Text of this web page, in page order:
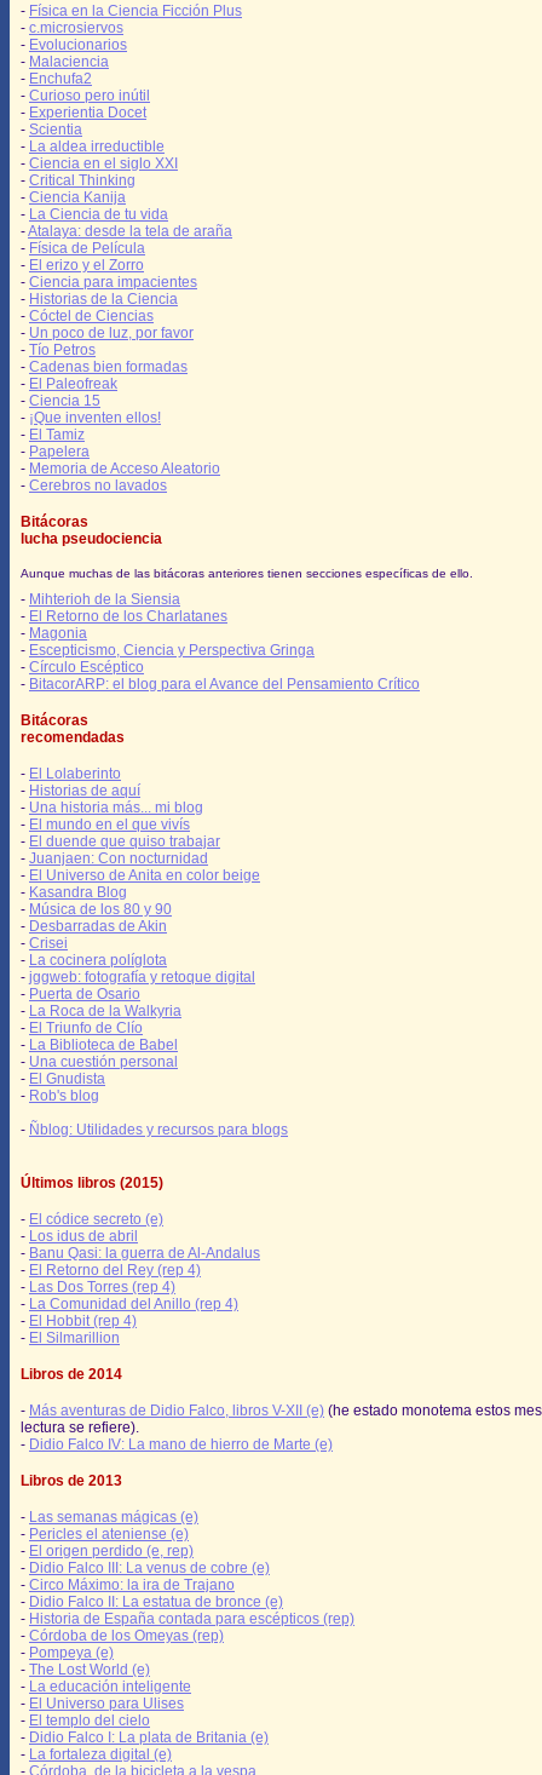
- Física en la Ciencia Ficción Plus
- c.microsiervos
- Evolucionarios
- Malaciencia
- Enchufa2
- Curioso pero inútil
- Experientia Docet
- Scientia
- La aldea irreductible
- Ciencia en el siglo XXI
- Critical Thinking
- Ciencia Kanija
- La Ciencia de tu vida
-Atalaya: desde la tela de araña
- Física de Película
- El erizo y el Zorro
- Ciencia para impacientes
- Historias de la Ciencia
- Cóctel de Ciencias
- Un poco de luz, por favor
- Tío Petros
- Cadenas bien formadas
- El Paleofreak
- Ciencia 15
- ¡Que inventen ellos!
- El Tamiz
- Papelera
- Memoria de Acceso Aleatorio
- Cerebros no lavados
Bitácoras
lucha pseudociencia
Aunque muchas de las bitácoras anteriores tienen secciones específicas de ello.
- Mihterioh de la Siensia
- El Retorno de los Charlatanes
- Magonia
- Escepticismo, Ciencia y Perspectiva Gringa
- Círculo Escéptico
- BitacorARP: el blog para el Avance del Pensamiento Crítico
Bitácoras
recomendadas
- El Lolaberinto
- Historias de aquí
- Una historia más... mi blog
- El mundo en el que vivís
- El duende que quiso trabajar
- Juanjaen: Con nocturnidad
- El Universo de Anita en color beige
- Kasandra Blog
- Música de los 80 y 90
- Desbarradas de Akin
- Crisei
- La cocinera políglota
- jggweb: fotografía y retoque digital
- Puerta de Osario
- La Roca de la Walkyria
- El Triunfo de Clío
- La Biblioteca de Babel
- Una cuestión personal
- El Gnudista
- Rob's blog
- Ñblog: Utilidades y recursos para blogs
Últimos libros (2015)
- El códice secreto (e)
- Los idus de abril
- Banu Qasi: la guerra de Al-Andalus
- El Retorno del Rey (rep 4)
- Las Dos Torres (rep 4)
- La Comunidad del Anillo (rep 4)
- El Hobbit (rep 4)
- El Silmarillion
Libros de 2014
- Más aventuras de Didio Falco, libros V-XII (e) (he estado monotema estos
lectura se refiere).
- Didio Falco IV: La mano de hierro de Marte (e)
Libros de 2013
- Las semanas mágicas (e)
- Pericles el ateniense (e)
- El origen perdido (e, rep)
- Didio Falco III: La venus de cobre (e)
- Circo Máximo: la ira de Trajano
- Didio Falco II: La estatua de bronce (e)
- Historia de España contada para escépticos (rep)
- Córdoba de los Omeyas (rep)
- Pompeya (e)
- The Lost World (e)
- La educación inteligente
- El Universo para Ulises
- El templo del cielo
- Didio Falco I: La plata de Britania (e)
- La fortaleza digital (e)
- Córdoba, de la bicicleta a la vespa